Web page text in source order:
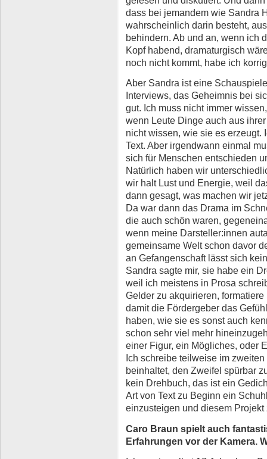
dass bei jemandem wie Sandra
wahrscheinlich darin besteht,
behindern. Ab und an, wenn ich
Kopf habend, dramaturgisch
noch nicht kommt, habe ich
Aber Sandra ist eine
Interviews, das Geheimnis bei
gut. Ich muss nicht immer
wenn Leute Dinge auch aus
nicht wissen, wie sie es erzeugt.
Text. Aber irgendwann einmal
sich für Menschen entschieden
Natürlich haben wir
wir halt Lust und Energie, weil
dann gesagt, was machen wir
Da war dann das Drama im
die auch schön waren,
wenn meine Darsteller:innen
gemeinsame Welt schon davor
an Gefangenschaft lässt sich
Sandra sagte mir, sie habe ein
weil ich meistens in Prosa
Gelder zu akquirieren,
damit die Fördergeber das
haben, wie sie es sonst auch
schon sehr viel mehr
einer Figur, ein Mögliches, oder
Ich schreibe teilweise im
beinhaltet, den Zweifel spürbar
kein Drehbuch, das ist ein
Art von Text zu Beginn ein
einzusteigen und diesem Projekt
Caro Braun spielt auch
Erfahrungen vor der Kamera.